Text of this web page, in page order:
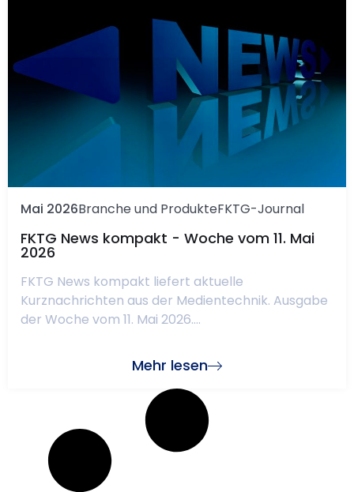
Mai 2026Branche und ProdukteFKTG-Journal
FKTG News kompakt - Woche vom 11. Mai
2026
FKTG News kompakt liefert aktuelle
Kurznachrichten aus der Medientechnik. Ausgabe
der Woche vom 11. Mai 2026....
Mehr lesen